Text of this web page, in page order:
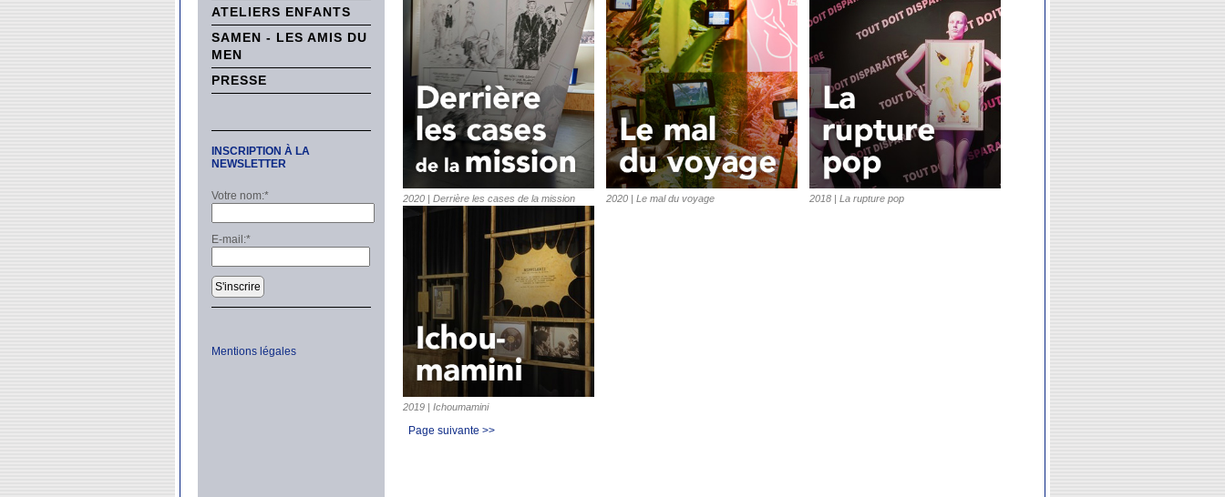
ATELIERS ENFANTS
SAMEN - LES AMIS DU
MEN
PRESSE
INSCRIPTION À LA
NEWSLETTER
Votre nom:*
E-mail:*
S'inscrire
Mentions légales
2020 | Derrière les cases de la mission 2020 | Le mal du voyage 2018 | La rupture pop
2019 | Ichoumamini
Page suivante >>